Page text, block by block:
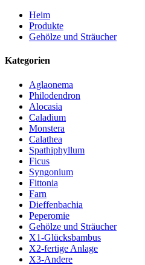
Heim
Produkte
Gehölze und Sträucher
Kategorien
Aglaonema
Philodendron
Alocasia
Caladium
Monstera
Calathea
Spathiphyllum
Ficus
Syngonium
Fittonia
Farn
Dieffenbachia
Peperomie
Gehölze und Sträucher
X1-Glücksbambus
X2-fertige Anlage
X3-Andere